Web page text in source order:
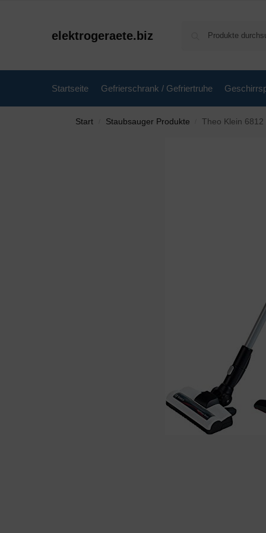
elektrogeraete.biz
Startseite Gefrierschrank / Gefriertruhe
Start Staubsauger Produkte Theo Klein 6812